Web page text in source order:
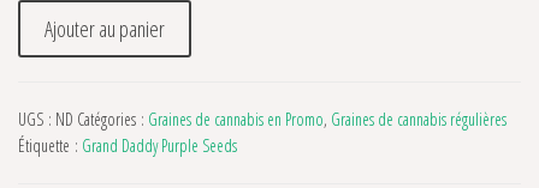
quantité de Purple Dream régulière Grand Daddy Purple
Ajouter au panier
UGS : ND Catégories : Graines de cannabis en Promo, Graines de cannabis régulières
Étiquette : Grand Daddy Purple Seeds